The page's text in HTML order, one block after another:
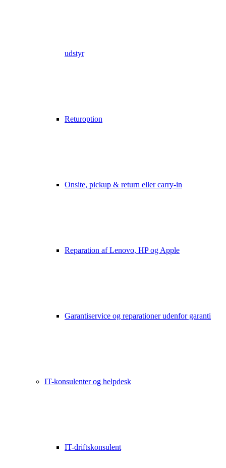
udstyr
Returoption
Onsite, pickup & return eller carry-in
Reparation af Lenovo, HP og Apple
Garantiservice og reparationer udenfor garanti
IT-konsulenter og helpdesk
IT-driftskonsulent